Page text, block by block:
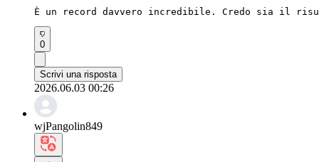
È un record davvero incredibile. Credo sia il
0
Scrivi una risposta
2026.06.03 00:26
wjPangolin849